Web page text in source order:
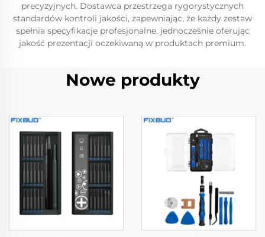
precyzyjnych. Dostawca przestrzega rygorystycznych
standardów kontroli jakości, zapewniając, że każdy zestaw
spełnia specyfikacje profesjonalne, jednocześnie oferując
jakość prezentacji oczekiwaną w produktach premium.
Nowe produkty